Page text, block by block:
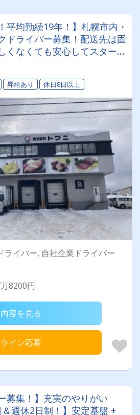
平均勤続19年！】札幌市内・
ドライバー募集！配送先は固
くなくても安心してスタート
日固定休みのシフト制でワー
ン！長く活躍できます◎
昇給あり 休日8日以上
ライバー, 自社企業ドライバー
8200円
容を見る
イン応募
募集！】充実のやりがい
週休2日制！】安定基盤 +